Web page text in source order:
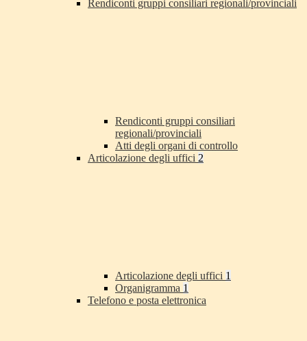
Rendiconti gruppi consiliari regionali/provinciali
Rendiconti gruppi consiliari
regionali/provinciali
Atti degli organi di controllo
Articolazione degli uffici 2
Articolazione degli uffici 1
Organigramma 1
Telefono e posta elettronica